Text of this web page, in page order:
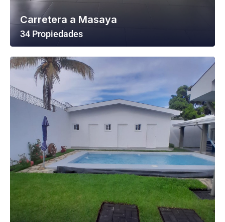
Carretera a Masaya
34 Propiedades
Ver Todas Las Propiedades